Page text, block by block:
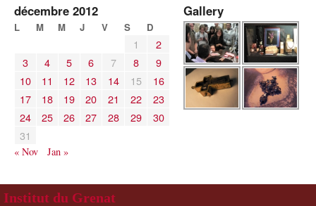
décembre 2012
L M M J V S D
1
2
3
4 5 6 7 8
9
10
11 12 13 14 15
16
17
18 19 20 21 22
23
24
25 26 27 28 29
30
31
« Nov Jan »
Gallery
Institut du Grenat